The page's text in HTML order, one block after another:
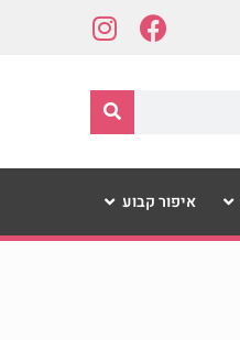
איפור קבוע